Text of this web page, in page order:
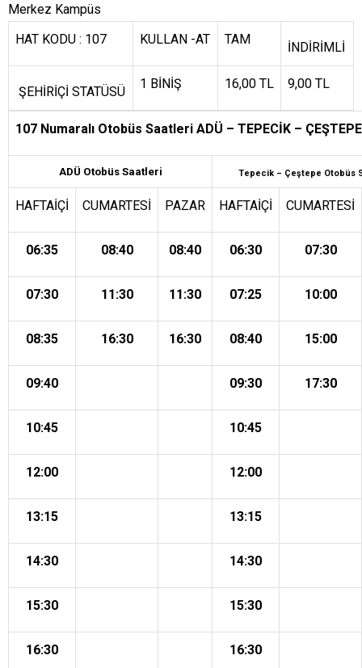
Merkez Kampüs
HAT KODU : 107
KULLAN -AT TAM
İNDİRİMLİ
ŞEHİRİÇİ STATÜSÜ
1 BİNİŞ 16,00 TL 9,00 TL
107 Numaralı Otobüs Saatleri ADÜ – TEPECİK – ÇEŞTEPE
ADÜ Otobüs Saatleri Tepecik – Çeştepe Otobüs
HAFTAİÇİ CUMARTESİ PAZAR HAFTAİÇİ CUMARTESİ
06:35 08:40 08:40 06:30 07:30
07:30 11:30 11:30 07:25 10:00
08:35 16:30 16:30 08:40 15:00
09:40 09:30 17:30
10:45 10:45
12:00 12:00
13:15 13:15
14:30 14:30
15:30 15:30
16:30 16:30